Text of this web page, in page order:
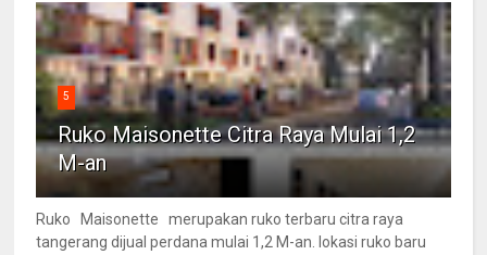
5
Ruko Maisonette Citra Raya Mulai 1,2
M-an
Ruko Maisonette merupakan ruko terbaru citra raya
tangerang dijual perdana mulai 1,2 M-an. lokasi ruko baru